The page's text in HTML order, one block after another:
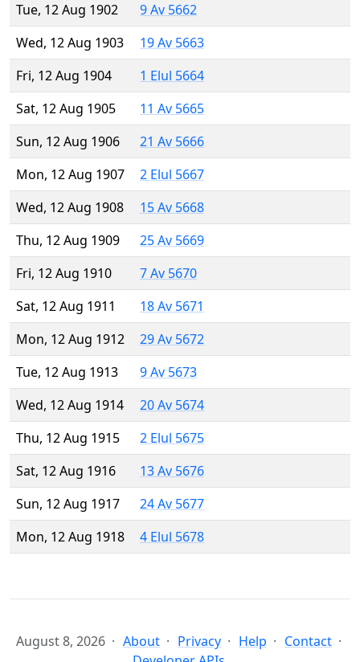
Tue, 12 Aug 1902
9 Av 5662
Wed, 12 Aug 1903
19 Av 5663
Fri, 12 Aug 1904
1 Elul 5664
Sat, 12 Aug 1905
11 Av 5665
Sun, 12 Aug 1906
21 Av 5666
Mon, 12 Aug 1907
2 Elul 5667
Wed, 12 Aug 1908
15 Av 5668
Thu, 12 Aug 1909
25 Av 5669
Fri, 12 Aug 1910
7 Av 5670
Sat, 12 Aug 1911
18 Av 5671
Mon, 12 Aug 1912
29 Av 5672
Tue, 12 Aug 1913
9 Av 5673
Wed, 12 Aug 1914
20 Av 5674
Thu, 12 Aug 1915
2 Elul 5675
Sat, 12 Aug 1916
13 Av 5676
Sun, 12 Aug 1917
24 Av 5677
Mon, 12 Aug 1918
4 Elul 5678
August 8, 2026 About Privacy Help
Contact